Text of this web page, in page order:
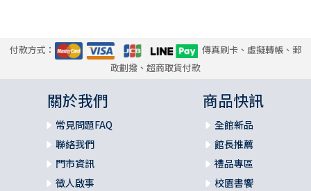
付款方式：
傳真刷卡、虛擬轉帳、郵
政劃撥、超商取貨付款
關於我們
常見問題FAQ
聯絡我們
門市資訊
徵人啟事
商品快訊
全館新品
館長推薦
禮品專區
校園書饗